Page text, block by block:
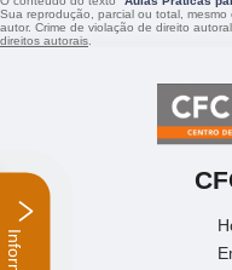
autor. Crime de violação de direito
direitos autorais.